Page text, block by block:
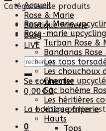
Accueil
Rose & Marie
Boutique friperie
Blog
LIVE
Recherche
pour :
Se connecter
0,00€ 0
Votre panier
0
Catégories de produits
Rose & Marie
Rose-marie
Turban Rose &
Bandanas Rose
Les tops
Les chouchoux
Chemise
Sac bohème
Les héritières
La boutique friperie
Hauts
Tops